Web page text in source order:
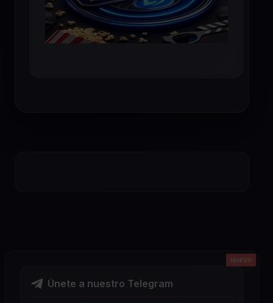
Únete a nuestro Telegram
NUEVO
NUEVO
NUEVO
NUEVO
NUEVO